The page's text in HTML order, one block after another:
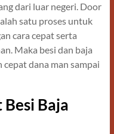
dari luar negeri. Door
satu proses untuk
cara cepat serta
Maka besi dan baja
dana man sampai
Baja